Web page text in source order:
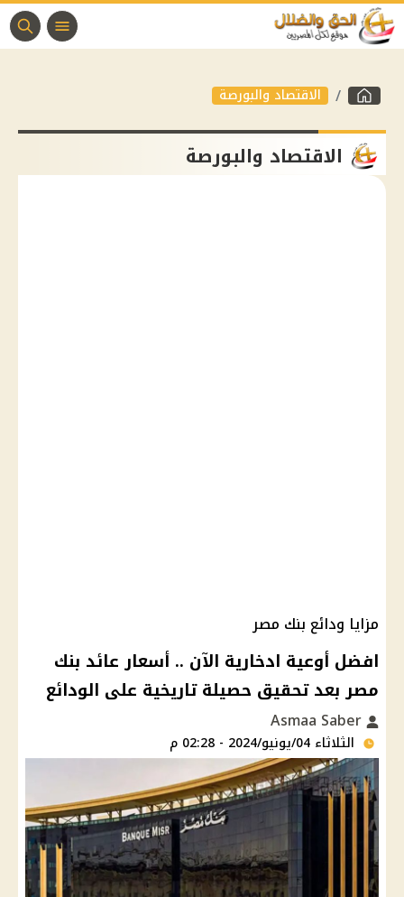
الاقتصاد والبورصة
الاقتصاد والبورصة
مزايا ودائع بنك مصر
افضل أوعية ادخارية الآن .. أسعار عائد بنك
مصر بعد تحقيق حصيلة تاريخية على الودائع
الثلاثاء 04/يونيو/2024 - 02:28 م